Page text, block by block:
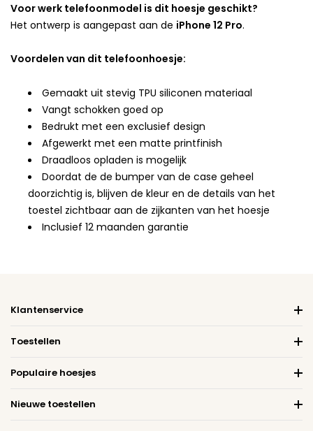
Voor werk telefoonmodel is dit hoesje geschikt?
Het ontwerp is aangepast aan de iPhone 12 Pro.
Voordelen van dit telefoonhoesje:
Gemaakt uit stevig TPU siliconen materiaal
Vangt schokken goed op
Bedrukt met een exclusief design
Afgewerkt met een matte printfinish
Draadloos opladen is mogelijk
Doordat de de bumper van de case geheel
doorzichtig is, blijven de kleur en de details van het
toestel zichtbaar aan de zijkanten van het hoesje
Inclusief 12 maanden garantie
Klantenservice
Toestellen
Populaire hoesjes
Nieuwe toestellen